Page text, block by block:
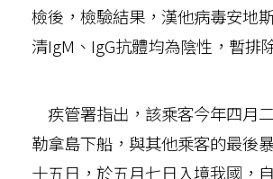
檢後，檢驗結果，漢他病毒安地
清IgM、IgG抗體均為陰性，暫排
疾管署指出，該乘客今年四月
勒拿島下船，與其他乘客的最後
十五日，於五月七日入境我國，